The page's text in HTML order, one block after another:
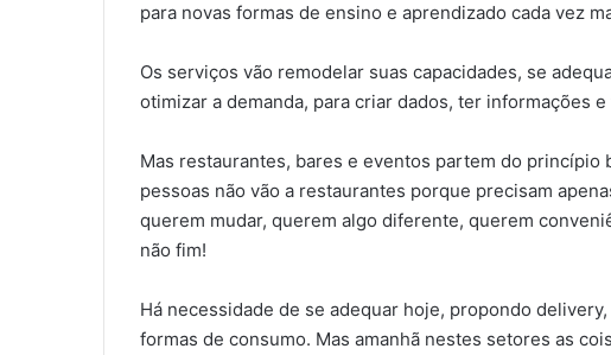
para novas formas de ensino e aprendizado cada vez
Os serviços vão remodelar suas capacidades, se
otimizar a demanda, para criar dados, ter informações
Mas restaurantes, bares e eventos partem do princípio
pessoas não vão a restaurantes porque precisam
querem mudar, querem algo diferente, querem
não fim!
Há necessidade de se adequar hoje, propondo
formas de consumo. Mas amanhã nestes setores as